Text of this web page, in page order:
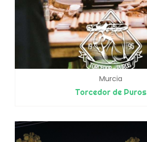
Murcia
Torcedor de Puros